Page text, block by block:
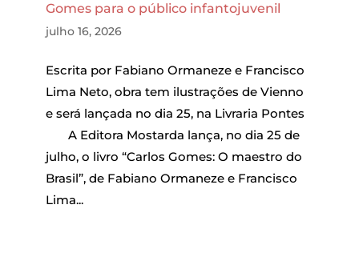
Gomes para o público infantojuvenil
julho 16, 2026
Escrita por Fabiano Ormaneze e Francisco
Lima Neto, obra tem ilustrações de Vienno
e será lançada no dia 25, na Livraria Pontes
A Editora Mostarda lança, no dia 25 de
julho, o livro “Carlos Gomes: O maestro do
Brasil”, de Fabiano Ormaneze e Francisco
Lima...